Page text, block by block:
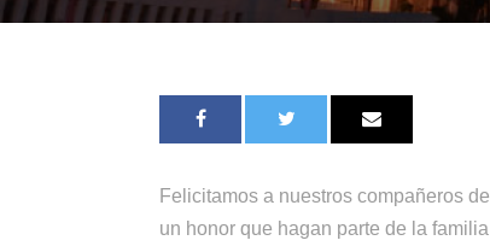
Felicitamos a nuestros compañeros
un honor que hagan parte de la